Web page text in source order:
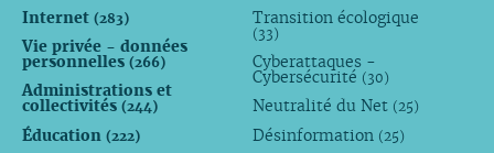
Internet (283)
Vie privée - données
personnelles (266)
Administrations et
collectivités (244)
Éducation (222)
Transition écologique
(33)
Cyberattaques -
Cybersécurité (30)
Neutralité du Net (25)
Désinformation (25)